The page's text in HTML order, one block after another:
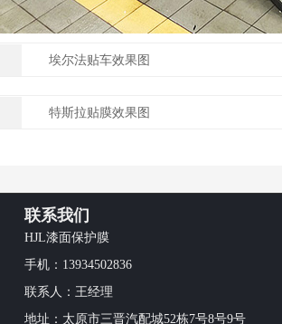
埃尔法贴车效果图
特斯拉贴膜效果图
联系我们
HJL漆面保护膜
手机：13934502836
联系人：王经理
地址：太原市三晋汽配城52栋7号8号9号